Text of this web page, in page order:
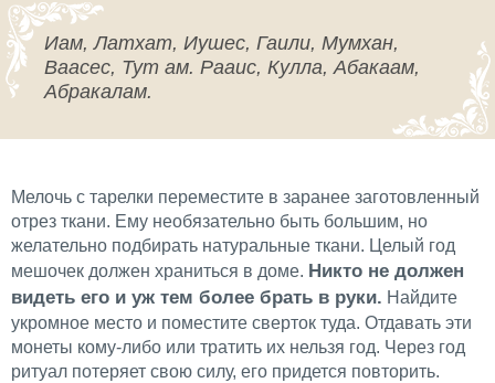
Иам, Латхат, Иушес, Гаили, Мумхан,
Ваасес, Тут ам. Рааис, Кулла, Абакаам,
Абракалам.
Мелочь с тарелки переместите в заранее заготовленный
отрез ткани. Ему необязательно быть большим, но
желательно подбирать натуральные ткани. Целый год
мешочек должен храниться в доме. Никто не должен
видеть его и уж тем более брать в руки. Найдите
укромное место и поместите сверток туда. Отдавать эти
монеты кому-либо или тратить их нельзя год. Через год
ритуал потеряет свою силу, его придется повторить.